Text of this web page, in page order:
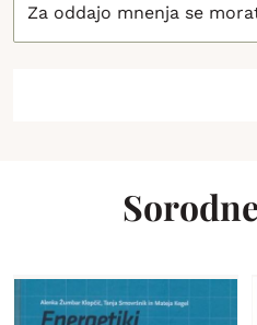
Za oddajo mnenja se